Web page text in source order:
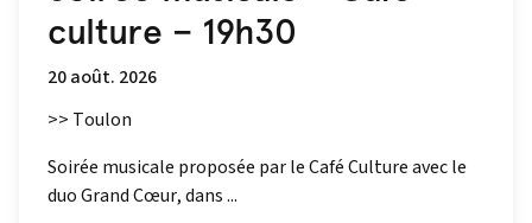
culture – 19h30
20 août. 2026
>> Toulon
Soirée musicale proposée par le Café Culture avec le
duo Grand Cœur, dans ...